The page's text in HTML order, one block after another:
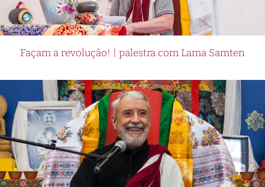
Façam a revolução! | palestra com Lama Samten